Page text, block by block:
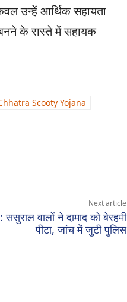
उन्हें आर्थिक सहायता
के रास्ते में सहायक
Scooty Yojana
Next article
वालों ने दामाद को बेरहमी
पीटा, जांच में जुटी पुलिस